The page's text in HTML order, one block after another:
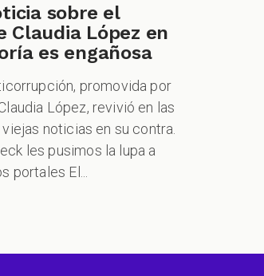
sobre el
Claudia López en
es engañosa
promovida por
López, revivió en las
noticias en su contra.
les pusimos la lupa a
portales El...